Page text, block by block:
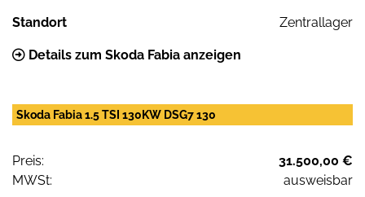
Standort Zentrallager
Details zum Skoda Fabia anzeigen
Skoda Fabia 1.5 TSI 130KW DSG7 130
Preis:
31.500,00 €
MWSt:
ausweisbar